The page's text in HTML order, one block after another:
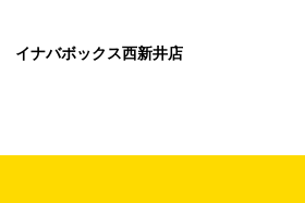
イナバボックス西新井店